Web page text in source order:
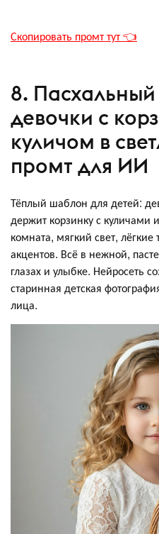
Скопировать промт тут 👈
8. Пасхальный
девочки с
куличом в
промт для ИИ
Тёплый шаблон для детей:
держит корзинку с куличами
комната, мягкий свет,
акцентов. Всё в нежной,
глазах и улыбке. Нейросеть
старинная детская
лица.